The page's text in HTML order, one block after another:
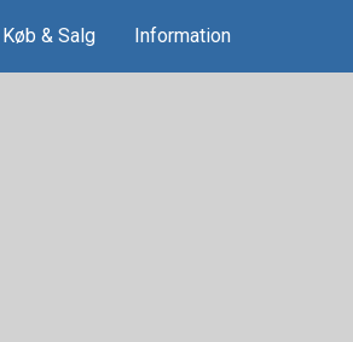
Køb & Salg Information